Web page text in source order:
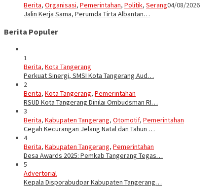
Berita, Organisasi, Pemerintahan, Politik, Serang04/08/2026
Jalin Kerja Sama, Perumda Tirta Albantan…
Berita Populer
1
Berita, Kota Tangerang
Perkuat Sinergi, SMSI Kota Tangerang Aud…
2
Berita, Kota Tangerang, Pemerintahan
RSUD Kota Tangerang Dinilai Ombudsman RI…
3
Berita, Kabupaten Tangerang, Otomotif, Pemerintahan
Cegah Kecurangan Jelang Natal dan Tahun …
4
Berita, Kabupaten Tangerang, Pemerintahan
Desa Awards 2025: Pemkab Tangerang Tegas…
5
Advertorial
Kepala Disporabudpar Kabupaten Tangerang…